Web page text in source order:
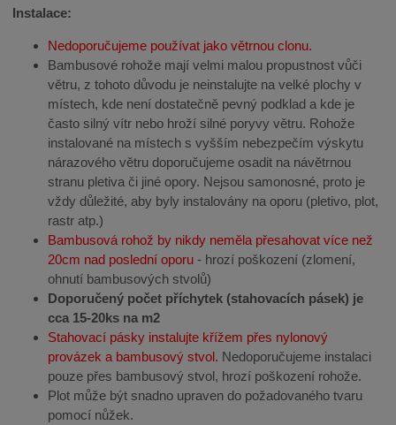
Instalace:
Nedoporučujeme používat jako větrnou clonu.
Bambusové rohože mají velmi malou propustnost vůči
větru, z tohoto důvodu je neinstalujte na velké plochy v
místech, kde není dostatečně pevný podklad a kde je
často silný vítr nebo hroží silné poryvy větru. Rohože
instalované na místech s vyšším nebezpečím výskytu
nárazového větru doporučujeme osadit na návětrnou
stranu pletiva či jiné opory. Nejsou samonosné, proto je
vždy důležité, aby byly instalovány na oporu (pletivo, plot,
rastr atp.)
Bambusová rohož by nikdy neměla přesahovat více než
20cm nad poslední oporu- hrozí poškození (zlomení,
ohnutí bambusových stvolů)
Doporučený počet příchytek (stahovacích pásek) je
cca 15-20ks na m2
Stahovací pásky instalujte křížem přes nylonový
provázek a bambusový stvol. Nedoporučujeme instalaci
pouze přes bambusový stvol, hrozí poškození rohože.
Plot může být snadno upraven do požadovaného tvaru
pomocí nůžek.